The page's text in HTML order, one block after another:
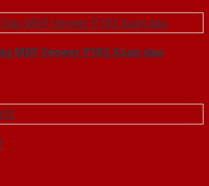
MDF Veneer P1R2 Xoan dao